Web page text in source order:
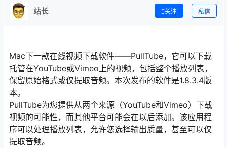
站长 关注 私信
Mac下一款在线视频下载软件——PullTube，它可以下载
托管在YouTube或Vimeo上的视频，包括整个播放列表，
保留原始格式或仅提取音频。本次发布的软件是1.8.3.4版
本。
PullTube为您提供从两个来源（YouTube和Vimeo）下载
视频的可能性，而其他平台可能会在以后添加。该应用程
序可以处理播放列表，允许您选择输出质量，甚至可以仅
提取音频。